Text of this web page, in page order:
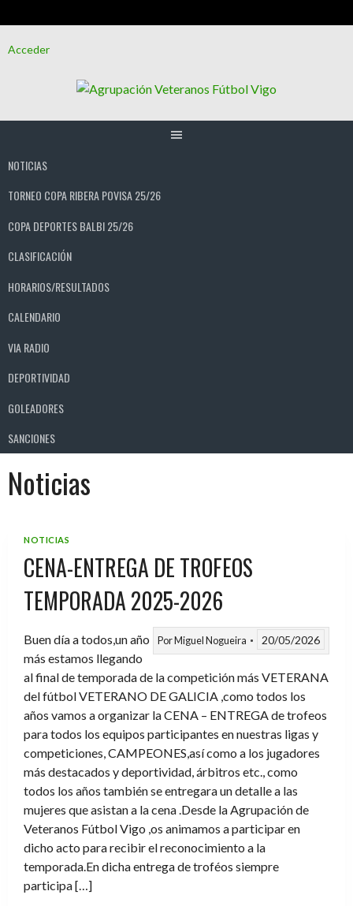
alAcceder
NOTICIAS
TORNEO COPA RIBERA POVISA 25/26
COPA DEPORTES BALBI 25/26
CLASIFICACIÓN
HORARIOS/RESULTADOS
CALENDARIO
VIA RADIO
DEPORTIVIDAD
GOLEADORES
SANCIONES
Noticias
NOTICIAS
CENA-ENTREGA DE TROFEOS
TEMPORADA 2025-2026
PorMiguel Nogueira 20/05/2026
Buen día a todos,un año
más estamos llegando
al final de temporada de la competición más VETERANA
del fútbol VETERANO DE GALICIA ,como todos los
años vamos a organizar la CENA – ENTREGA de trofeos
para todos los equipos participantes en nuestras ligas y
competiciones, CAMPEONES,así como a los jugadores
más destacados y deportividad, árbitros etc., como
todos los años también se entregara un detalle a las
mujeres que asistan a la cena .Desde la Agrupación de
Veteranos Fútbol Vigo ,os animamos a participar en
dicho acto para recibir el reconocimiento a la
temporada.En dicha entrega de troféos siempre
participa […]